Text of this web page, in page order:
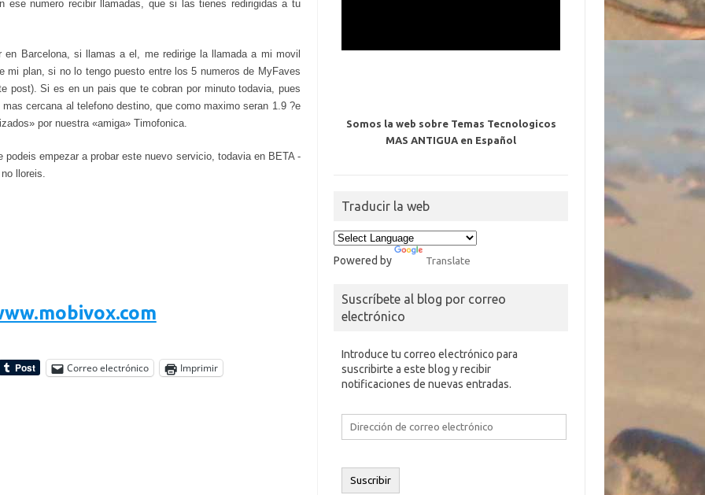
ese numero recibir llamadas, que si las tienes redirigidas a tu
en Barcelona, si llamas a el, me redirige la llamada a mi movil
mi plan, si no lo tengo puesto entre los 5 numeros de MyFaves
post). Si es en un pais que te cobran por minuto todavia, pues
cercana al telefono destino, que como maximo seran 1.9 ?e
por nuestra «amiga» Timofonica.
empezar a probar este nuevo servicio, todavia en BETA -
lloreis.
Correo electrónico Imprimir
Somos la web sobre Temas Tecnologicos
MAS ANTIGUA en Español
Traducir la web
Powered by Translate
Suscríbete al blog por correo
electrónico
Introduce tu correo electrónico para
suscribirte a este blog y recibir
notificaciones de nuevas entradas.
Dirección
electrónico
Suscribir